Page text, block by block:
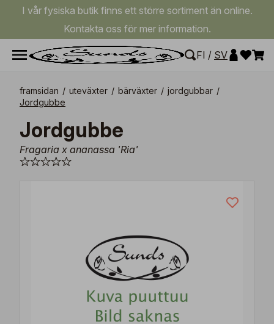
I vår fysiska butik finns ett större sortiment än online.
Kontakta oss för mer information.
FI / SV
framsidan / uteväxter / bärväxter / jordgubbar /
Jordgubbe
Jordgubbe
Fragaria x ananassa 'Ria'